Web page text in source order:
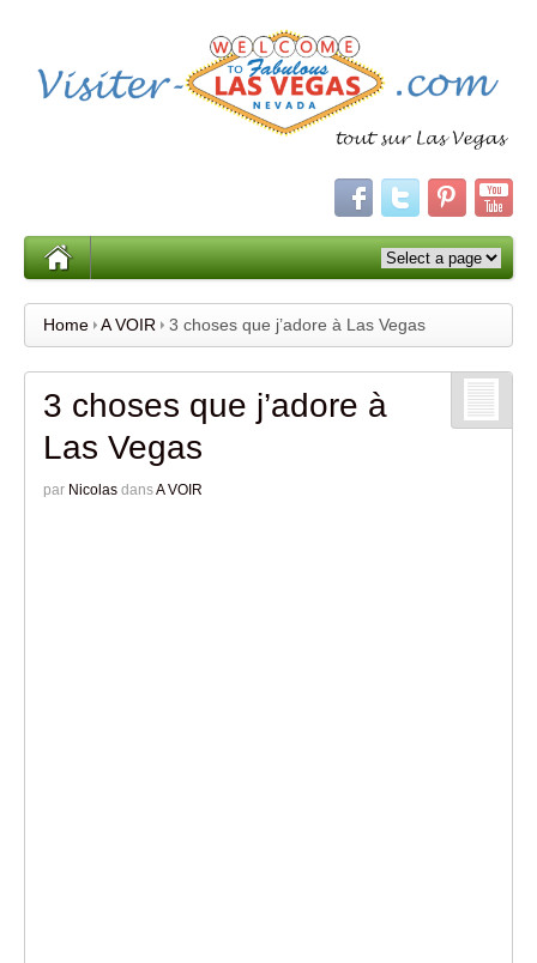
Home A VOIR 3 choses que j’adore à Las Vegas
3 choses que j’adore à
Las Vegas
par Nicolas dansA VOIR